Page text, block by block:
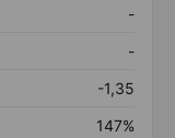
-
-
-1,35
147%